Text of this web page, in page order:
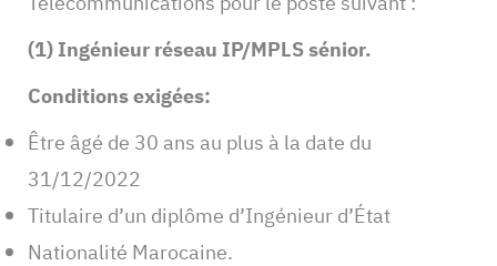
(1) Ingénieur réseau IP/MPLS sénior.
Conditions exigées:
Être âgé de 30 ans au plus à la date du
31/12/2022
Titulaire d’un diplôme d’Ingénieur d’État
Nationalité Marocaine.